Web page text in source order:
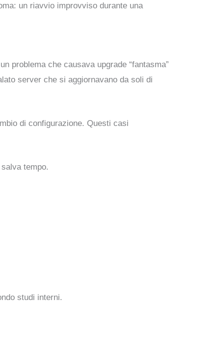
un riavvio improvviso durante una
problema che causava upgrade “fantasma”
server che si aggiornavano da soli di
di configurazione. Questi casi
tempo.
studi interni.